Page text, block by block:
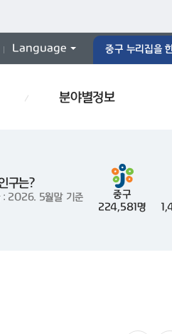
Language 중구 누리집을
분야별정보
구는?
: 2026. 5월말 기준
중구
224,581명
효문화 폐기물스